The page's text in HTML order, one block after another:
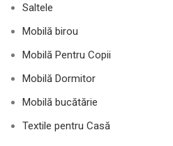
Saltele
Mobilă birou
Mobilă Pentru Copii
Mobilă Dormitor
Mobilă bucătărie
Textile pentru Casă